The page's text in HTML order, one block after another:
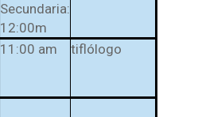
Secundaria:
12:00m
11:00 am tiflólogo